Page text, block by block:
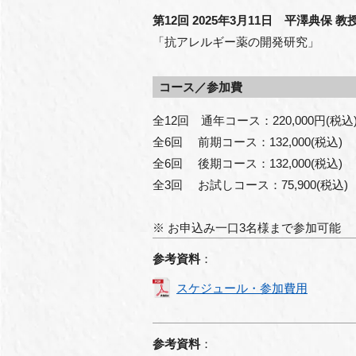
第12回 2025年3月11日 平澤典保 教
「抗アレルギー薬の開発研究」
コース／参加費
全12回 通年コース：220,000円(税込
全6回 前期コース：132,000(税込)
全6回 後期コース：132,000(税込)
全3回 お試しコース：75,900(税込)
※ お申込み一口3名様まで参加可能
参考資料：
スケジュール・参加費用
参考資料：